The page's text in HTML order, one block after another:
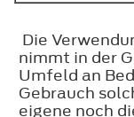
Die
nimmt in der
Umfeld an
Gebrauch
eigene noch